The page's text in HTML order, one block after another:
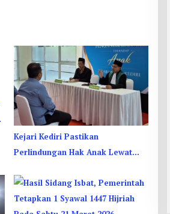
Kejari Kediri Pastikan
Perlindungan Hak Anak Lewat